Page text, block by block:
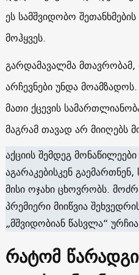
ეს სამშვიდობო
მოჰყვეს.
გარდამავალმა
არჩევნები უნდა
მათი ქცევის
მაგრამ თავად არ მიიღებს
აქციის შემდეგ
აგარაკებისკენ
მისი ოჯახი ცხოვრობს.
პრემიერი მიიწვია
„მშვიდობიან წასვლა“
რატომ